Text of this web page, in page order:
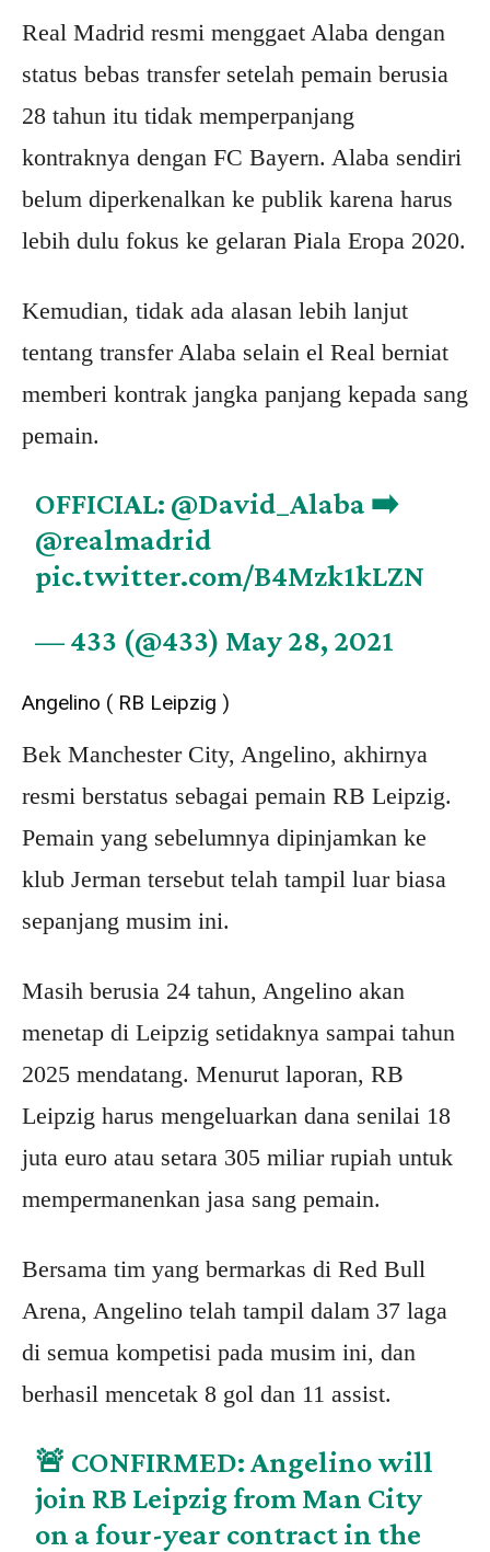
Real Madrid resmi menggaet Alaba dengan
status bebas transfer setelah pemain berusia
28 tahun itu tidak memperpanjang
kontraknya dengan FC Bayern. Alaba sendiri
belum diperkenalkan ke publik karena harus
lebih dulu fokus ke gelaran Piala Eropa 2020.
Kemudian, tidak ada alasan lebih lanjut
tentang transfer Alaba selain el Real berniat
memberi kontrak jangka panjang kepada sang
pemain.
OFFICIAL: @David_Alaba ➡️
@realmadrid
pic.twitter.com/B4Mzk1kLZN
— 433 (@433) May 28, 2021
Angelino ( RB Leipzig )
Bek Manchester City, Angelino, akhirnya
resmi berstatus sebagai pemain RB Leipzig.
Pemain yang sebelumnya dipinjamkan ke
klub Jerman tersebut telah tampil luar biasa
sepanjang musim ini.
Masih berusia 24 tahun, Angelino akan
menetap di Leipzig setidaknya sampai tahun
2025 mendatang. Menurut laporan, RB
Leipzig harus mengeluarkan dana senilai 18
juta euro atau setara 305 miliar rupiah untuk
mempermanenkan jasa sang pemain.
Bersama tim yang bermarkas di Red Bull
Arena, Angelino telah tampil dalam 37 laga
di semua kompetisi pada musim ini, dan
berhasil mencetak 8 gol dan 11 assist.
🚨 CONFIRMED: Angelino will
join RB Leipzig from Man City
on a four-year contract in the